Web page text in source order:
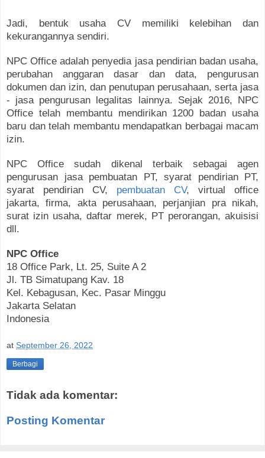
Jadi, bentuk usaha CV memiliki kelebihan dan
kekurangannya sendiri.
NPC Office adalah penyedia jasa pendirian badan usaha,
perubahan anggaran dasar dan data, pengurusan
dokumen dan izin, dan penutupan perusahaan, serta jasa
- jasa pengurusan legalitas lainnya. Sejak 2016, NPC
Office telah membantu mendirikan 1200 badan usaha
baru dan telah membantu mendapatkan berbagai macam
izin.
NPC Office sudah dikenal terbaik sebagai agen
pengurusan jasa pembuatan PT, syarat pendirian PT,
syarat pendirian CV, pembuatan CV, virtual office
jakarta, firma, akta perusahaan, perjanjian pra nikah,
surat izin usaha, daftar merek, PT perorangan, akuisisi
dll.
NPC Office
18 Office Park, Lt. 25, Suite A 2
Jl. TB Simatupang Kav. 18
Kel. Kebagusan, Kec. Pasar Minggu
Jakarta Selatan
Indonesia
at September 26, 2022
Berbagi
Tidak ada komentar:
Posting Komentar